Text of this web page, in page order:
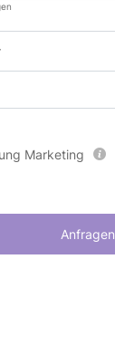
Marketing
Anfragen